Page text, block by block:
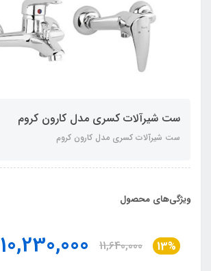
ست شیرآلات کسری مدل کارون کروم
ست شیرآلات کسری مدل کارون کروم
ویژگی‌های محصول
13%
11,640,000
10,230,000